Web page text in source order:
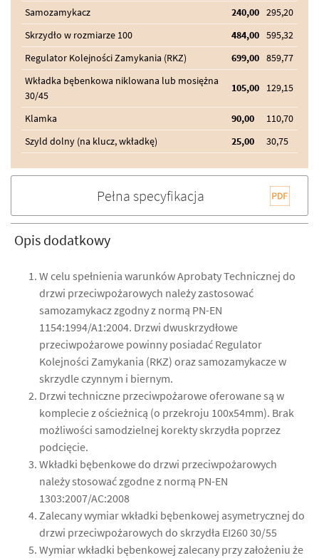
Samozamykacz
240,00 295,20
Skrzydło w rozmiarze 100
484,00 595,32
Regulator Kolejności Zamykania (RKZ)
699,00 859,77
Wkładka bębenkowa niklowana lub mosiężna
30/45
105,00 129,15
Klamka 90,00
110,70
Szyld dolny (na klucz, wkładkę)
25,00 30,75
Pełna specyfikacja
Opis dodatkowy
W celu spełnienia warunków Aprobaty Technicznej do
drzwi przeciwpożarowych należy zastosować
samozamykacz zgodny z normą PN-EN
1154:1994/A1:2004. Drzwi dwuskrzydłowe
przeciwpożarowe powinny posiadać Regulator
Kolejności Zamykania (RKZ) oraz samozamykacze w
skrzydle czynnym i biernym.
Drzwi techniczne przeciwpożarowe oferowane są w
komplecie z ościeżnicą (o przekroju 100x54mm). Brak
możliwości samodzielnej korekty skrzydła poprzez
podcięcie.
Wkładki bębenkowe do drzwi przeciwpożarowych
należy stosować zgodne z normą PN-EN
1303:2007/AC:2008
Zalecany wymiar wkładki bębenkowej asymetrycznej do
drzwi przeciwpożarowych do skrzydła EI260 30/55
Wymiar wkładki bębenkowej zalecany przy założeniu że